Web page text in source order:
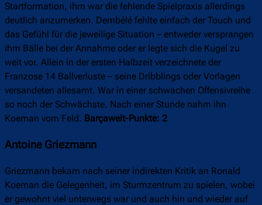
Startformation, ihm war die fehlende Spielpraxis allerdings
deutlich anzumerken. Dembélé fehlte einfach der Touch und
das Gefühl für die jeweilige Situation – entweder versprangen
ihm Bälle bei der Annahme oder er legte sich die Kugel zu
weit vor. Allein in der ersten Halbzeit verzeichnete der
Franzose 14 Ballverluste – seine Dribblings oder Vorlagen
versandeten allesamt. War in einer schwachen Offensivreihe
so noch der Schwächste. Nach einer Stunde nahm ihn
Koeman vom Feld. Barçawelt-Punkte: 2
Antoine Griezmann
Griezmann bekam nach seiner indirekten Kritik an Ronald
Koeman die Gelegenheit, im Sturmzentrum zu spielen, wobei
er gewohnt viel unterwegs war und auch hin und wieder auf